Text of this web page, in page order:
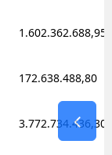
1.602.362.688,95
172.638.488,80
3.772.734.436,30